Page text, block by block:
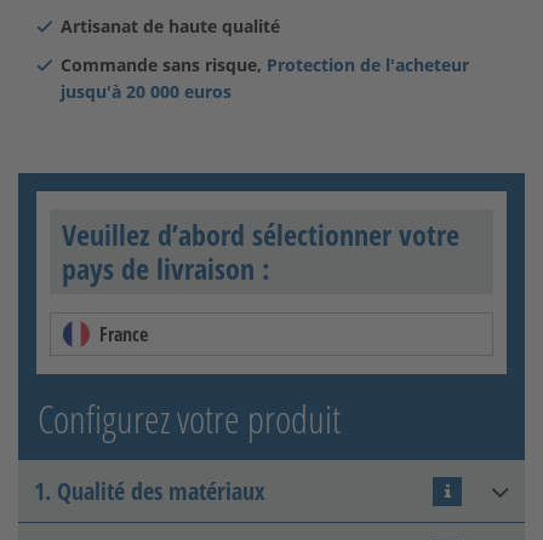
Artisanat de haute qualité
Commande sans risque, Protection de l'acheteur
jusqu'à 20 000 euros
Veuillez d’abord sélectionner votre
pays de livraison :
France
Configurez votre produit
1. Qualité des matériaux